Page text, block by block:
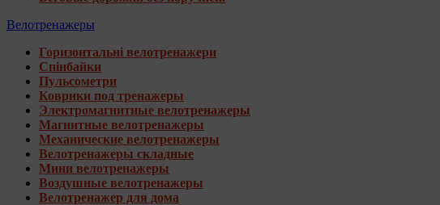
Велотренажеры
Горизонтальні велотренажери
Спінбайки
Пульсометри
Коврики под тренажеры
Электромагнитные велотренажеры
Магнитные велотренажеры
Механические велотренажеры
Велотренажеры складные
Мини велотренажеры
Воздушные велотренажеры
Велотренажер для дома